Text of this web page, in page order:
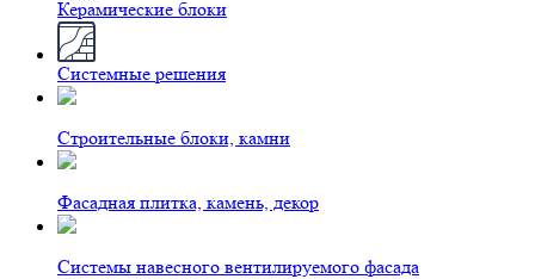
Керамические блоки
Системные решения
Строительные блоки, камни
Фасадная плитка, камень, декор
Системы навесного вентилируемого фасада